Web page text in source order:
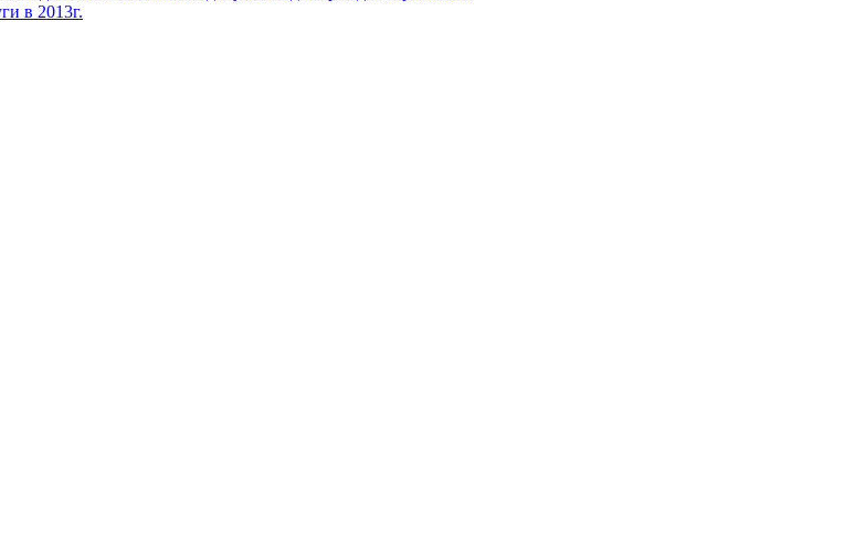
в 2013г.